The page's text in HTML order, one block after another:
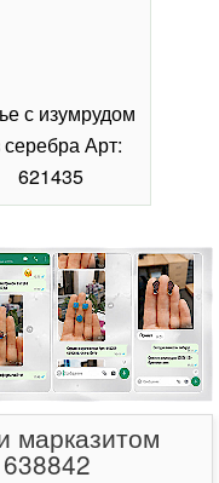
с изумрудом
серебра Арт:
621435
марказитом